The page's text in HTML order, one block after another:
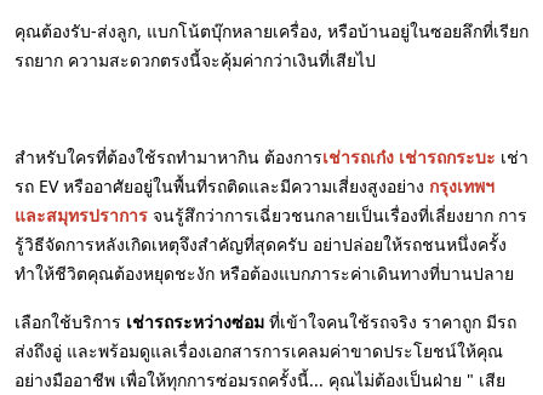
คุณต้องรับ-ส่งลูก, แบกโน้ตบุ๊กหลายเครื่อง, หรือบ้านอยู่ในซอยลึกที่เรียก
รถยาก ความสะดวกตรงนี้จะคุ้มค่ากว่าเงินที่เสียไป
สำหรับใครที่ต้องใช้รถทำมาหากิน ต้องการเช่ารถเก๋ง เช่ารถกระบะ เช่า
รถ EV หรืออาศัยอยู่ในพื้นที่รถติดและมีความเสี่ยงสูงอย่าง กรุงเทพฯ
และสมุทรปราการ จนรู้สึกว่าการเฉี่ยวชนกลายเป็นเรื่องที่เลี่ยงยาก การ
รู้วิธีจัดการหลังเกิดเหตุจึงสำคัญที่สุดครับ อย่าปล่อยให้รถชนหนึ่งครั้ง
ทำให้ชีวิตคุณต้องหยุดชะงัก หรือต้องแบกภาระค่าเดินทางที่บานปลาย
เลือกใช้บริการ เช่ารถระหว่างซ่อม ที่เข้าใจคนใช้รถจริง ราคาถูก มีรถ
ส่งถึงอู่ และพร้อมดูแลเรื่องเอกสารการเคลมค่าขาดประโยชน์ให้คุณ
อย่างมืออาชีพ เพื่อให้ทุกการซ่อมรถครั้งนี้... คุณไม่ต้องเป็นฝ่าย " เสีย